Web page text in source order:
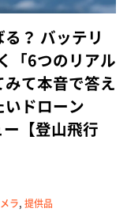
？ バッテリ
「6つのリアル
て本音で答え
ドローン
【登山飛行
ラ, 提供品